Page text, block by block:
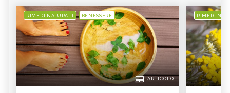
RIMEDI NATURALI BENESSERE
ARTICOLO
RIMEDI